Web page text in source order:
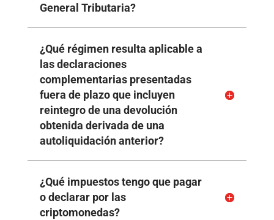
General Tributaria?
¿Qué régimen resulta aplicable a
las declaraciones
complementarias presentadas
fuera de plazo que incluyen
reintegro de una devolución
obtenida derivada de una
autoliquidación anterior?
¿Qué impuestos tengo que pagar
o declarar por las
criptomonedas?